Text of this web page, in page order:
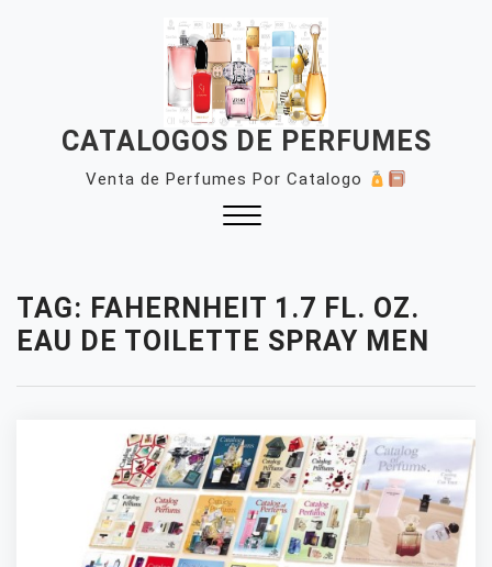
CATALOGOS DE PERFUMES
Venta de Perfumes Por Catalogo
TAG: FAHERNHEIT 1.7 FL. OZ.
EAU DE TOILETTE SPRAY MEN